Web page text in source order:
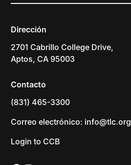
Dirección
2701 Cabrillo College Drive,
Aptos, CA 95003
Contacto
(831) 465-3300
Correo electrónico: info@tlc.org
Login to CCB